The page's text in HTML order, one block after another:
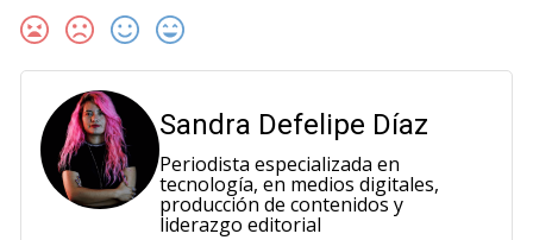
Sandra Defelipe Díaz
Periodista especializada en
tecnología, en medios digitales,
producción de contenidos y
liderazgo editorial